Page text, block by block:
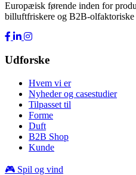
Europæisk førende inden for
billuftfriskere og B2B-olfaktoriske
Udforske
Hvem vi er
Nyheder og casestudier
Tilpasset til
Forme
Duft
B2B Shop
Kunde
🎮 Spil og vind